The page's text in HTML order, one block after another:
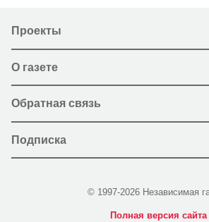
Проекты
О газете
Обратная связь
Подписка
© 1997-2026 Независимая
Полная версия сайта